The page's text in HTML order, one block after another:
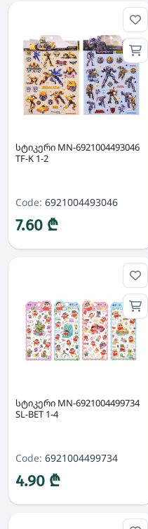
სტიკერი MN-6921004493046
TF-K 1-2
Code: 6921004493046
7.60 ₾
სტიკერი MN-6921004499734
SL-BET 1-4
Code: 6921004499734
4.90 ₾